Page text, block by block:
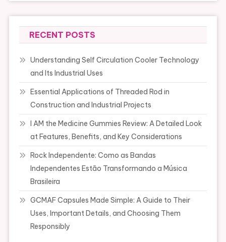
RECENT POSTS
Understanding Self Circulation Cooler Technology
and Its Industrial Uses
Essential Applications of Threaded Rod in
Construction and Industrial Projects
I AM the Medicine Gummies Review: A Detailed Look
at Features, Benefits, and Key Considerations
Rock Independente: Como as Bandas
Independentes Estão Transformando a Música
Brasileira
GCMAF Capsules Made Simple: A Guide to Their
Uses, Important Details, and Choosing Them
Responsibly